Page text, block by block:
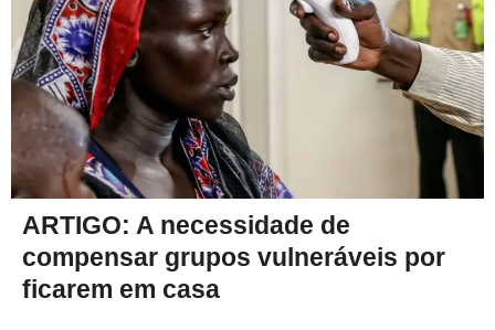
ARTIGO: A necessidade de
compensar grupos vulneráveis por
ficarem em casa